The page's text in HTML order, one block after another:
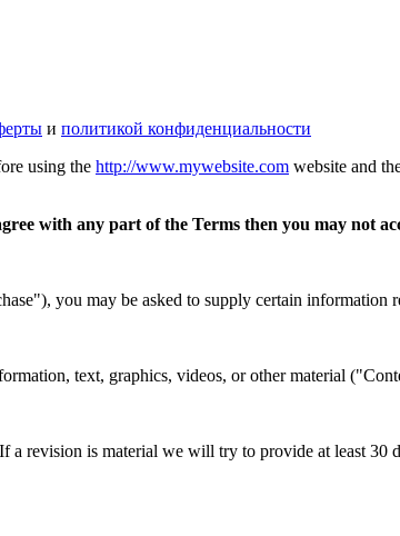
и политикой конфиденциальности
using the http://www.mywebsite.com website and
with any part of the Terms then you may not
you may be asked to supply certain
text, graphics, videos, or other material
a revision is material we will try to provide at least